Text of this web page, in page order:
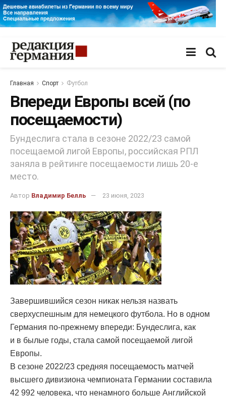
Главная Спорт Футбол
Впереди Европы всей (по
посещаемости)
Бундеслига стала в сезоне 2022/23 самой
посещаемой лигой Европы, российская РПЛ
заняла в рейтинге посещаемости лишь 20-е
место.
Автор Владимир Белль 23 июня, 2023
Завершившийся сезон никак нельзя назвать
сверхуспешным для немецкого футбола. Но в одном
Германия по-прежнему впереди: Бундеслига, как
и в былые годы, стала самой посещаемой лигой
Европы.
В сезоне 2022/23 средняя посещаемость матчей
высшего дивизиона чемпионата Германии составила
42 992 человека, что ненамного больше Английской